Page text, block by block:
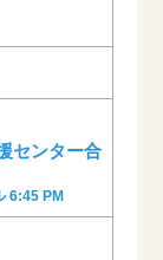
センター合
6:45 PM